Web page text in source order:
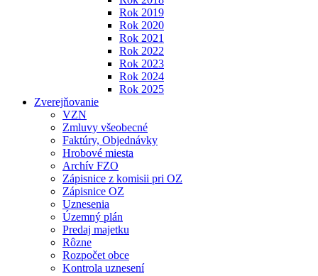
Rok 2019
Rok 2020
Rok 2021
Rok 2022
Rok 2023
Rok 2024
Rok 2025
Zverejňovanie
VZN
Zmluvy všeobecné
Faktúry, Objednávky
Hrobové miesta
Archív FZO
Zápisnice z komisii pri OZ
Zápisnice OZ
Uznesenia
Územný plán
Predaj majetku
Rôzne
Rozpočet obce
Kontrola uznesení